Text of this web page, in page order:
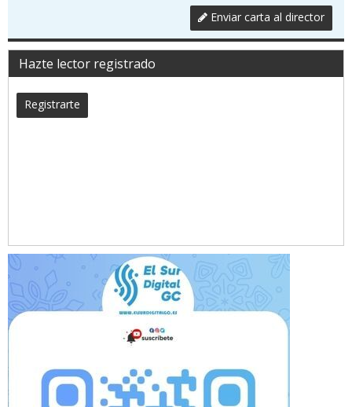
Enviar carta al director
Hazte lector registrado
Registrarte